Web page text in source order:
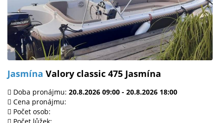
Jasmína Valory classic 475 Jasmína
Doba pronájmu: 20.8.2026 09:00 - 20.8.2026 18:00
Cena pronájmu:
Počet osob:
Počet lůžek: